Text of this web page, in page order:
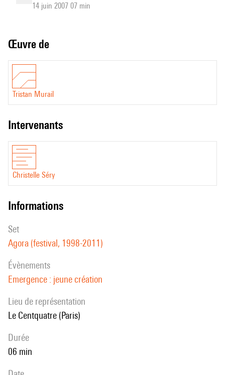
14 juin 2007 07 min
Œuvre de
Tristan Murail
intervenants
Christelle Séry
informations
set
Agora (festival, 1998-2011)
évènements
Emergence : jeune création
Lieu de représentation
Le Centquatre (Paris)
durée
06 min